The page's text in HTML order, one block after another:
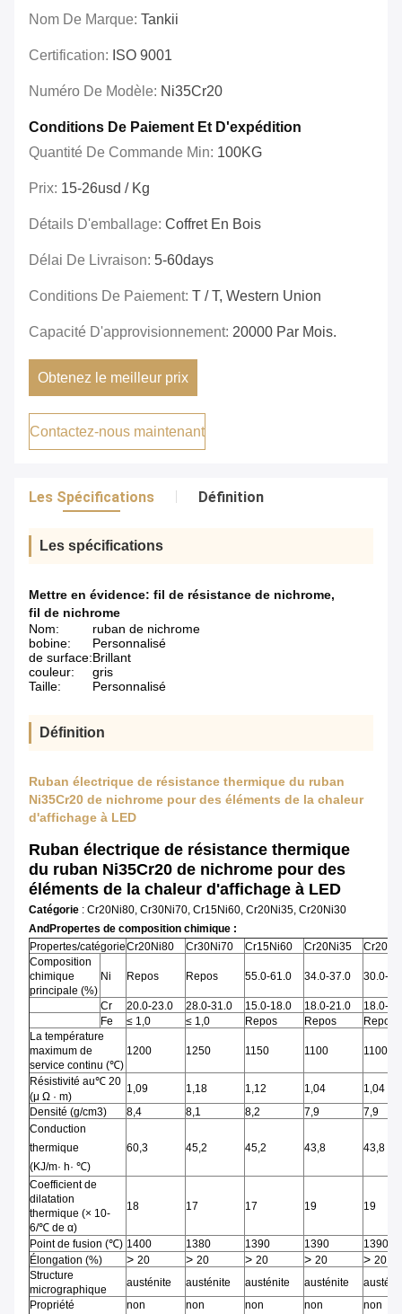
Nom De Marque: Tankii
Certification: ISO 9001
Numéro De Modèle: Ni35Cr20
Conditions De Paiement Et D'expédition
Quantité De Commande Min: 100KG
Prix: 15-26usd / Kg
Détails D'emballage: Coffret En Bois
Délai De Livraison: 5-60days
Conditions De Paiement: T / T, Western Union
Capacité D'approvisionnement: 20000 Par Mois.
Obtenez le meilleur prix
Contactez-nous maintenant
Les Spécifications Définition
Les spécifications
Mettre en évidence: fil de résistance de nichrome,
fil de nichrome
Nom:
ruban de nichrome
bobine:
Personnalisé
de surface:Brillant
couleur:
gris
Taille:
Personnalisé
Définition
Ruban électrique de résistance thermique du ruban
Ni35Cr20 de nichrome pour des éléments de la chaleur
d'affichage à LED
Ruban électrique de résistance thermique
du ruban Ni35Cr20 de nichrome pour des
éléments de la chaleur d'affichage à LED
Catégorie : Cr20Ni80, Cr30Ni70, Cr15Ni60, Cr20Ni35, Cr20Ni30
AndPropertes de composition chimique :
Propertes/catégorieCr20Ni80 Cr30Ni70 Cr15Ni60 Cr20Ni35
Composition
chimique
principale (%)
Ni Repos Repos 55.0-61.0 34.0-37.0 30.0-
Cr 20.0-23.0 28.0-31.0 15.0-18.0 18.0-21.0
18.0-
Fe
≤ 1,0 ≤ 1,0 Repos Repos
Repos
La température
maximum de
service continu (℃)
1200 1250 1150 1100 1100
Résistivité au℃ 20
(μ Ω · m)
1,09 1,18 1,12 1,04
1,04
Densité (g/cm3)
8,4 8,1 8,2 7,9
7,9
Conduction
thermique
(KJ/m· h· ℃)
60,3 45,2 45,2 43,8 43,8
Coefficient de
dilatation
thermique (× 10-
6/℃ de α)
18 17 17 19 19
Point de fusion (℃) 1400 1380 1390 1390
1390
Élongation (%)
> 20 > 20 > 20 > 20 > 20
Structure
micrographique
austénite austénite austénite austénite
Propriété
non
non
non
non
non